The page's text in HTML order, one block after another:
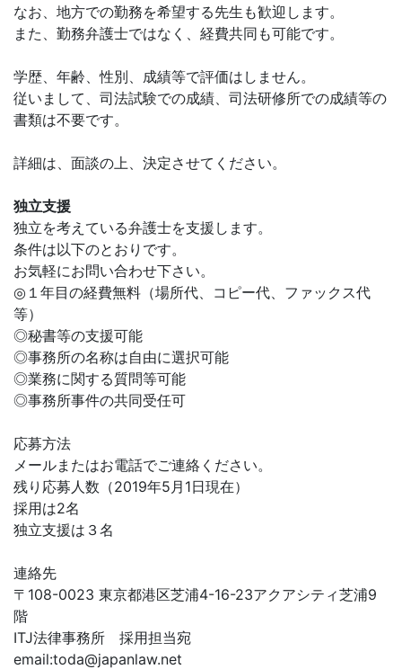
なお、地方での勤務を希望する先生も歓迎します。
また、勤務弁護士ではなく、経費共同も可能です。
学歴、年齢、性別、成績等で評価はしません。
従いまして、司法試験での成績、司法研修所での成績等の
書類は不要です。
詳細は、面談の上、決定させてください。
独立支援
独立を考えている弁護士を支援します。
条件は以下のとおりです。
お気軽にお問い合わせ下さい。
◎１年目の経費無料（場所代、コピー代、ファックス代
等）
◎秘書等の支援可能
◎事務所の名称は自由に選択可能
◎業務に関する質問等可能
◎事務所事件の共同受任可
応募方法
メールまたはお電話でご連絡ください。
残り応募人数（2019年5月1日現在）
採用は2名
独立支援は３名
連絡先
〒108-0023 東京都港区芝浦4-16-23アクアシティ芝浦9
階
ITJ法律事務所 採用担当宛
email:toda@japanlaw.net